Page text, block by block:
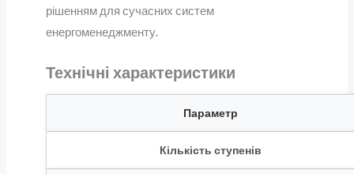
рішенням для сучасних систем
енергоменеджменту.
Технічні характеристики
Параметр
Кількість ступенів